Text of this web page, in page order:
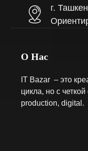
г.
О Нас
IT Bazar – это
цикла, но с
production, digital.